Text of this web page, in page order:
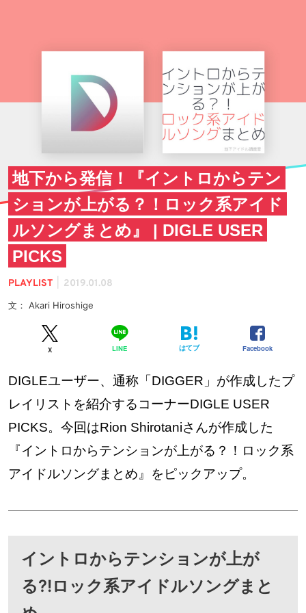
地下から発信！『イントロからテン
ションが上がる？！ロック系アイド
ルソングまとめ』 | DIGLE USER
PICKS
PLAYLIST 2019.01.08
文： Akari Hiroshige
X LINE はてブ Facebook
DIGLEユーザー、通称「DIGGER」が作成したプ
レイリストを紹介するコーナーDIGLE USER
PICKS。今回はRion Shirotaniさんが作成した
『イントロからテンションが上がる？！ロック系
アイドルソングまとめ』をピックアップ。
イントロからテンションが上が
る?!ロック系アイドルソングまと